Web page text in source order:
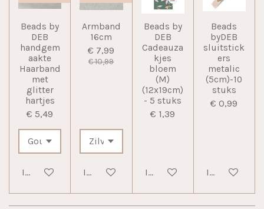
Beads by
DEB
handgem
aakte
Haarband
met
glitter
hartjes
€ 5,49
In winkelwagen
Armband
16cm
€ 7,99
€ 10,99
In winkelwagen
Beads by
DEB
Cadeauza
kjes
bloem
(M)
(12x19cm)
- 5 stuks
€ 1,39
In winkelwagen
Beads
byDEB
sluitstick
ers
metalic
(5cm)-10
stuks
€ 0,99
In